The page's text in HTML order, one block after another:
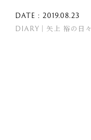
DATE : 2019.08.23
DIARY｜矢上 裕の日々